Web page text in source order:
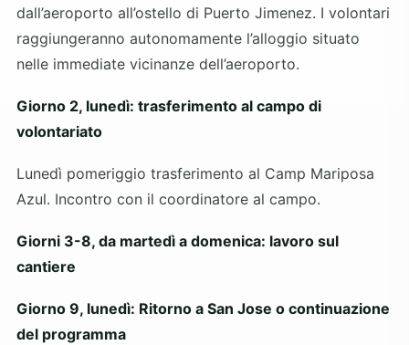
dall’aeroporto all’ostello di Puerto Jimenez. I volontari
raggiungeranno autonomamente l’alloggio situato
nelle immediate vicinanze dell’aeroporto.
Giorno 2, lunedì: trasferimento al campo di
volontariato
Lunedì pomeriggio trasferimento al Camp Mariposa
Azul. Incontro con il coordinatore al campo.
Giorni 3-8, da martedì a domenica: lavoro sul
cantiere
Giorno 9, lunedì: Ritorno a San Jose o continuazione
del programma